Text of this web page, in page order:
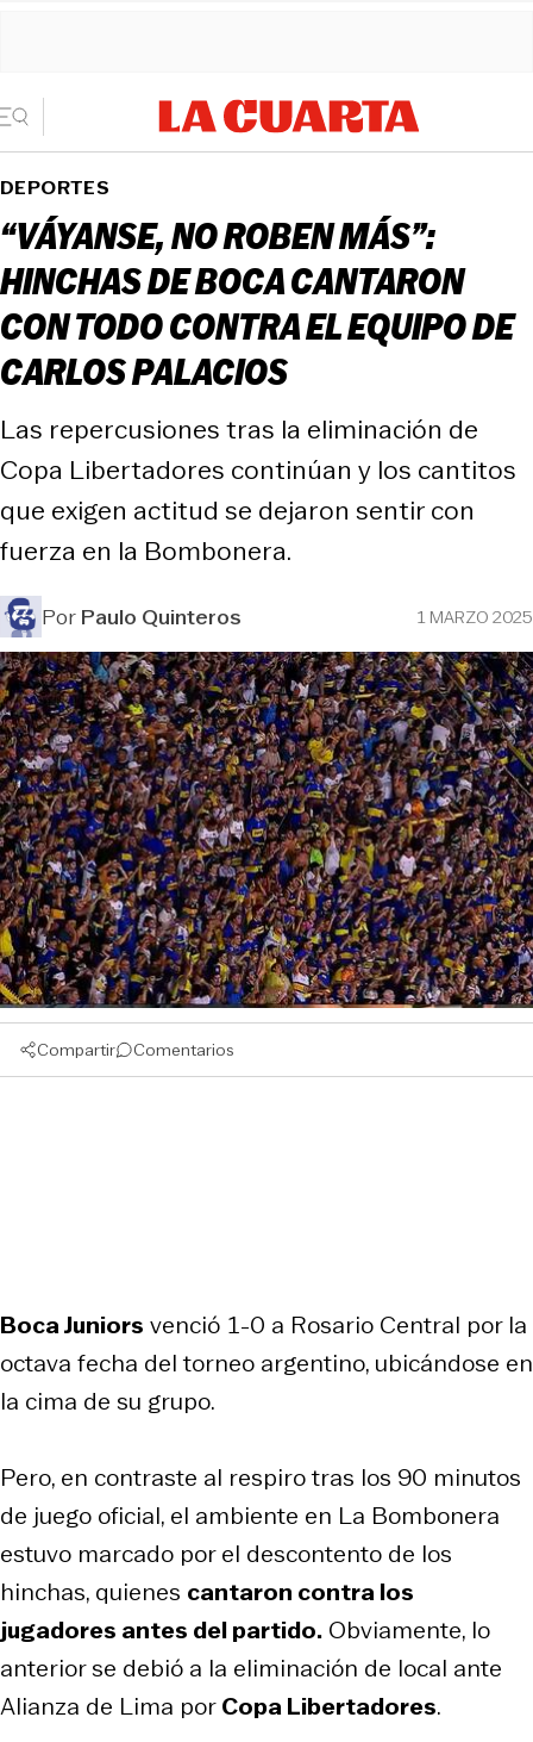
DEPORTES
“VÁYANSE, NO ROBEN MÁS”:
HINCHAS DE BOCA CANTARON
CON TODO CONTRA EL EQUIPO DE
CARLOS PALACIOS
Las repercusiones tras la eliminación de
Copa Libertadores continúan y los cantitos
que exigen actitud se dejaron sentir con
fuerza en la Bombonera.
PorPaulo Quinteros 1 MARZO 2025
Compartir Comentarios
Boca Juniors venció 1-0 a Rosario Central por la
octava fecha del torneo argentino, ubicándose en
la cima de su grupo.
Pero, en contraste al respiro tras los 90 minutos
de juego oficial, el ambiente en La Bombonera
estuvo marcado por el descontento de los
hinchas, quienes cantaron contra los
jugadores antes del partido. Obviamente, lo
anterior se debió a la eliminación de local ante
Alianza de Lima porCopa Libertadores.